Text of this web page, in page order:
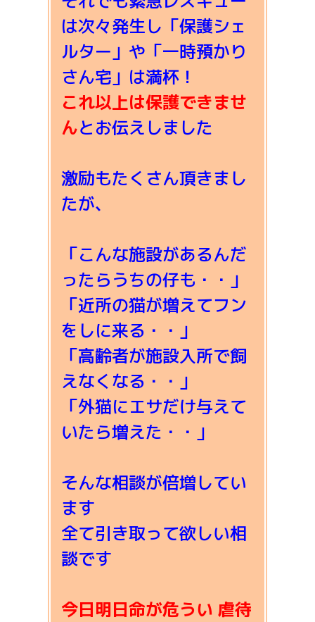
は次々発生し「保護シェ
ルター」や「一時預かり
さん宅」は満杯！
これ以上は保護できませ
んとお伝えしました
激励もたくさん頂きまし
たが、
「こんな施設があるんだ
ったらうちの仔も・・」
「近所の猫が増えてフン
をしに来る・・」
「高齢者が施設入所で飼
えなくなる・・」
「外猫にエサだけ与えて
いたら増えた・・」
そんな相談が倍増してい
ます
全て引き取って欲しい相
談です
今日明日命が危うい 虐待